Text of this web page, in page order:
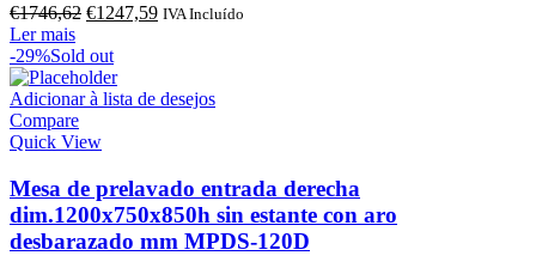
€1746,62 O
original
era:
€1746,62.
€1247,59O
€1247,59.
IVA Incluído
Ler mais
-29%Sold out
Adicionar à lista de desejos
Compare
Quick View
Mesa de prelavado entrada derecha
dim.1200x750x850h sin estante con aro
desbarazado mm MPDS-120D